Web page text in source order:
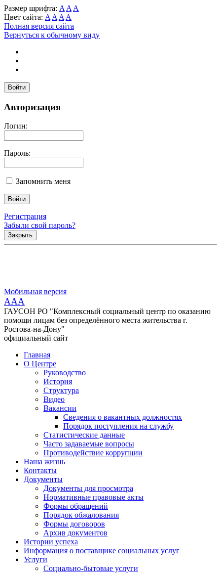
Размер шрифта: A A A
Цвет сайта: A A A A
Полная версия сайта
Вернуться к обычному виду
Войти
Авторизация
Логин:
Пароль:
Запомнить меня
Регистрация
Забыли свой пароль?
Закрыть
Мобильная версия
AAA
ГАУСОН РО "Комплексный социальный центр по оказанию
помощи лицам без определённого места жительства г.
Ростова-на-Дону"
официальный сайт
Главная
О Центре
Руководство
История
Структура
Видео
Вакансии
Сведения о вакантных должностях
Порядок поступления на службу
Статистические данные
Часто задаваемые вопросы
Противодействие коррупции
Наша жизнь
Контакты
Документы
Документы для просмотра
Нормативные правовые акты
Формы обращений
Порядок обжалования
Формы договоров
Архив документов
Истории успеха
Информация о поставщике социальных услуг
Услуги
Социально-бытовые услуги